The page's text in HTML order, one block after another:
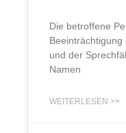
Die betroffene
und der
Namen
WEITERLESEN >>